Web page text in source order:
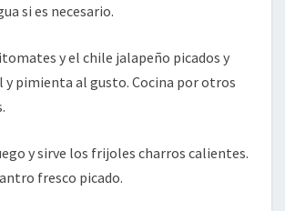
si es necesario.
y el chile jalapeño picados y
y pimienta al gusto. Cocina por otros
y sirve los frijoles charros calientes.
fresco picado.